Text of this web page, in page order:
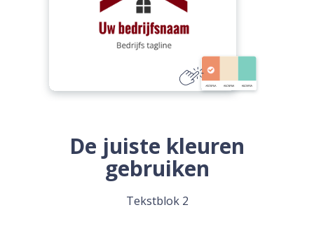
De juiste kleuren
gebruiken
Tekstblok 2